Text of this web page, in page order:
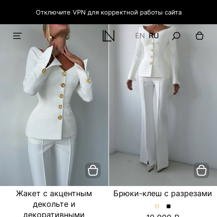
Отключите VPN для корректной работы сайта
EN RU
Жакет с акцентным
декольте и
декоративными
Брюки-клеш с разрезами
Брюки-Брюки-